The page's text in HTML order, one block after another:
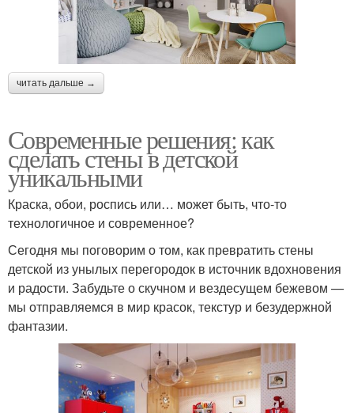
читать дальше →
Современные решения: как
сделать стены в детской
уникальными
Краска, обои, роспись или… может быть, что-то
технологичное и современное?
Сегодня мы поговорим о том, как превратить стены
детской из унылых перегородок в источник вдохновения
и радости. Забудьте о скучном и вездесущем бежевом —
мы отправляемся в мир красок, текстур и безудержной
фантазии.